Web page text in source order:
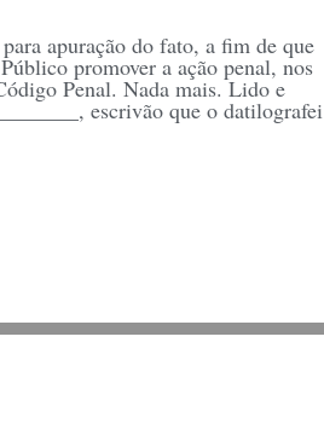
apuração do fato, a fim de que
promover a ação penal, nos
Penal. Nada mais. Lido e
escrivão que o datilografei